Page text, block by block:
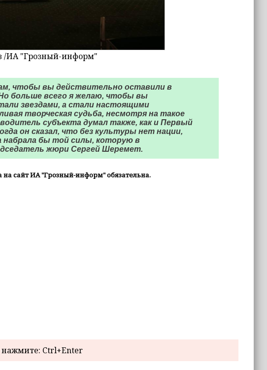
/ИА "Грозный-информ"
чтобы вы действительно оставили в
больше всего я желаю, чтобы вы
звездами, а стали настоящими
творческая судьба, несмотря на такое
субъекта думал также, как и Первый
он сказал, что без культуры нет нации,
набрала бы той силы, которую в
жюри Сергей Шеремет.
сайт ИА "Грозный-информ" обязательна.
Ctrl+Enter